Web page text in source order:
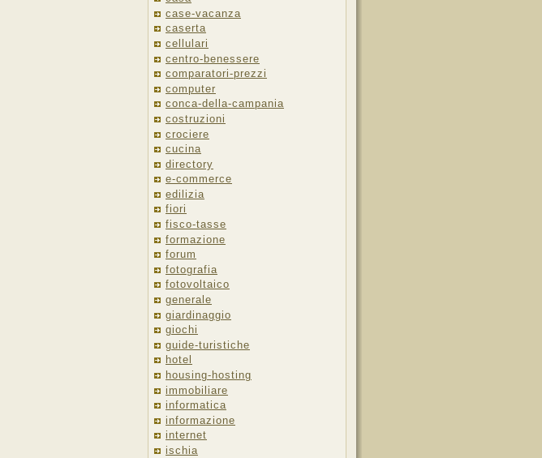
case-vacanza
caserta
cellulari
centro-benessere
comparatori-prezzi
computer
conca-della-campania
costruzioni
crociere
cucina
directory
e-commerce
edilizia
fiori
fisco-tasse
formazione
forum
fotografia
fotovoltaico
generale
giardinaggio
giochi
guide-turistiche
hotel
housing-hosting
immobiliare
informatica
informazione
internet
ischia